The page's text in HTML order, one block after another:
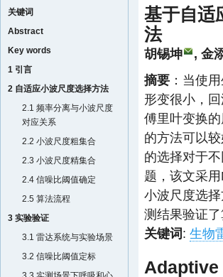
关键词
Abstract
Key words
1 引言
2 自适应小波尺度选择方法
2.1 频率分离与小波尺度
对应关系
2.2 小波尺度粗集合
2.3 小波尺度精集合
2.4 信噪比阈值确定
2.5 算法流程
3 实验验证
3.1 雷达系统与实验场景
3.2 信噪比阈值定标
基于自适
法
胡锡坤 , 金
摘要 ：当使
形变很小，
傅里叶变换
的方法可以
的选择对于
题，该文采
小波尺度选
测结果验证
关键词: 生物
Adaptive